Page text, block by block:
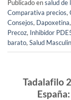
Publicado ensalud de
Comparativa precios,
Consejos, Dapoxetina,
Precoz, Inhibidor
barato,Salud
Tadalafilo